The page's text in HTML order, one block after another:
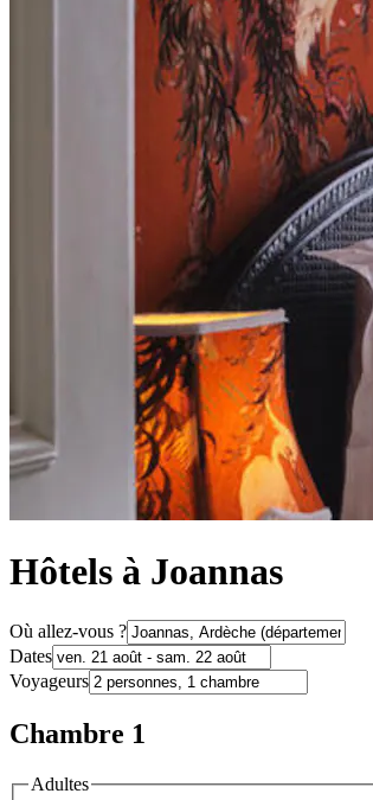
Hôtels à Joannas
Où allez-vous ?
Dates
Voyageurs
Chambre 1
Adultes